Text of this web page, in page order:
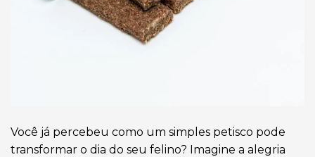
Você já percebeu como um simples petisco pode
transformar o dia do seu felino? Imagine a alegria